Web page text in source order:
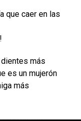
que caer en las
más
es un mujerón
más